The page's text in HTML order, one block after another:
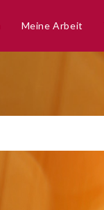
Meine Arbeit